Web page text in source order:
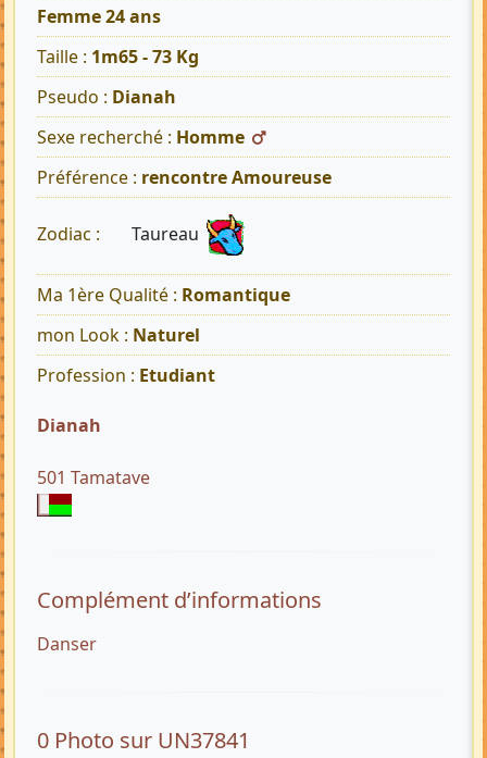
Femme 24 ans
Taille : 1m65 - 73 Kg
Pseudo : Dianah
Sexe recherché : Homme
Préférence : rencontre Amoureuse
Zodiac : Taureau
Ma 1ère Qualité : Romantique
mon Look : Naturel
Profession : Etudiant
Dianah
501 Tamatave
Complément d’informations
Danser
0 Photo sur UN37841